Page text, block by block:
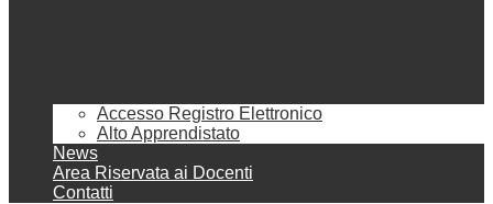
Accesso Registro Elettronico
Alto Apprendistato
News
Area Riservata ai Docenti
Contatti